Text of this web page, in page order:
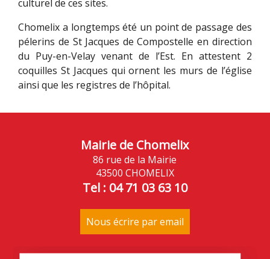
culturel de ces sites.
Chomelix a longtemps été un point de passage des
pélerins de St Jacques de Compostelle en direction
du Puy-en-Velay venant de l’Est. En attestent 2
coquilles St Jacques qui ornent les murs de l’église
ainsi que les registres de l’hôpital.
Mairie de Chomelix
86 rue de la Mairie
43500 CHOMELIX
Tel : 04 71 03 63 10
Nous écrire par email